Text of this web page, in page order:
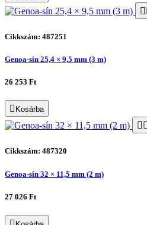
Cikkszám: 487251
Genoa-sín 25,4 × 9,5 mm (3 m)
26 253 Ft
Kosárba
Cikkszám: 487320
Genoa-sín 32 × 11,5 mm (2 m)
27 026 Ft